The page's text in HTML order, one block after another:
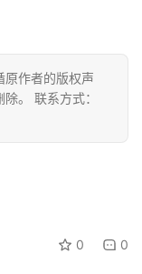
原作者的版权声
。 联系方式：
0 0